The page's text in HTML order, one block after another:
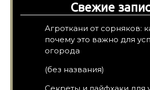
Свежие
Агроткани от сорняков:
почему это важно для
огорода
(без названия)